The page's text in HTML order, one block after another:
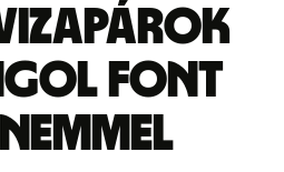
font